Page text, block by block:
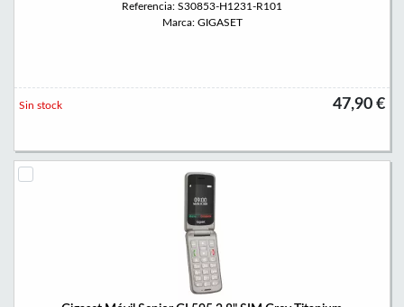
Referencia: S30853-H1231-R101
Marca: GIGASET
47,90 €
Sin stock